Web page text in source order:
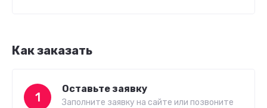
Как заказать
1
Оставьте заявку
Заполните заявку на сайте или позвоните